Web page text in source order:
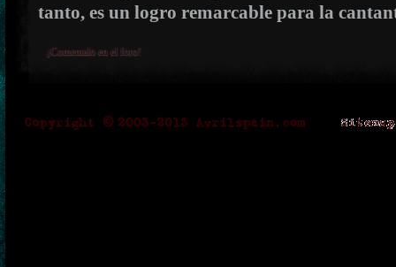
tanto, es un logro remarcable para la
¡Comentalo en el foro!